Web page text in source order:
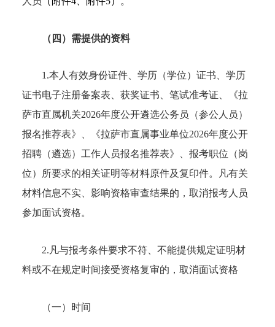
（四）需提供的资料
1.本人有效身份证件、学历（学位）证书、学历
证书电子注册备案表、获奖证书、笔试准考证、《拉
萨市直属机关2026年度公开遴选公务员（参公人员）
报名推荐表》、《拉萨市直属事业单位2026年度公开
招聘（遴选）工作人员报名推荐表》、报考职位（岗
位）所要求的相关证明等材料原件及复印件。凡有关
材料信息不实、影响资格审查结果的，取消报考人员
参加面试资格。
2.凡与报考条件要求不符、不能提供规定证明材
料或不在规定时间接受资格复审的，取消面试资格
（一）时间